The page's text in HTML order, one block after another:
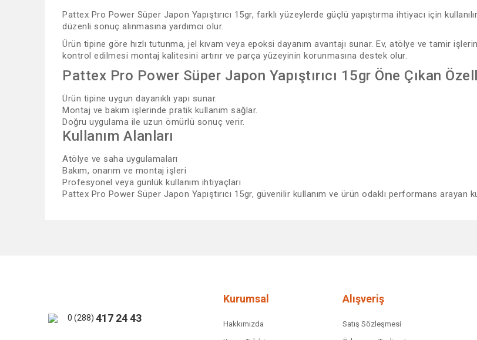
Pattex Pro Power Süper Japon Yapıştırıcı 15gr, farklı yüzeylerde güçlü yapıştırma ihtiyacı için
düzenli sonuç alınmasına yardımcı olur.
Ürün tipine göre hızlı tutunma, jel kıvam veya epoksi dayanım avantajı sunar. Ev, atölye ve tamir
kontrol edilmesi montaj kalitesini artırır ve parça yüzeyinin korunmasına destek olur.
Pattex Pro Power Süper Japon Yapıştırıcı 15gr Öne Çıkan
Ürün tipine uygun dayanıklı yapı sunar.
Montaj ve bakım işlerinde pratik kullanım sağlar.
Doğru uygulama ile uzun ömürlü sonuç verir.
Kullanım Alanları
Atölye ve saha uygulamaları
Bakım, onarım ve montaj işleri
Profesyonel veya günlük kullanım ihtiyaçları
Pattex Pro Power Süper Japon Yapıştırıcı 15gr, güvenilir kullanım ve ürün odaklı performans arayan
Bu ürüne benzer farklı alternatifler olmalı.
0 (288) 417 24 43
Kurumsal
Hakkımızda
Alışveriş
Satış Sözleşmesi